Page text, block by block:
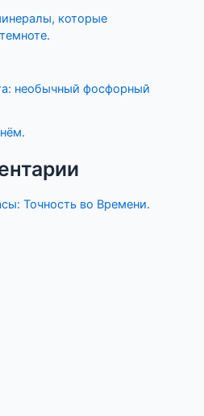
которые
необычный фосфорный
Точность во Времени.